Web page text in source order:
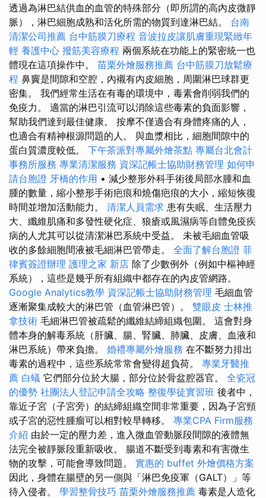
透過為淋巴結供血的血管的特殊部分（即所謂的高內皮微靜
脈），淋巴細胞成熟和活化所需的物質到達淋巴結。 台南
清潔公司推薦 台中筋膜刀療程 音波拉皮讓肌膚重現緊緻年
輕 養護中心 撥筋美容療程 兩個系統在功能上的緊密統一也
體現在這項操作中。 苗栗外燴服務推薦 台中筋膜刀放鬆療
程 鼻竇是間隙和空腔，內襯有內皮細胞，周圍淋巴球群更
密集。 我們經常生活在有毒的環境中，毒素會削弱我們的
免疫力。 適當的淋巴引流可以消除這些毒素的負面影響，
幫助我們達到最佳健康。 按摩不僅適合有身體疼痛的人，
也適合有精神根源問題的人。 與血漿相比，細胞間隙中的
蛋白質濃度較低。 下午茶派對專屬外燴茶點 專屬台北會計
事務所服務 專業清潔服務 資深記帳士協助財務管理 如何申
請台胞證 牙橋的作用 • 減少整形外科手術後局部水腫和血
腫的數量，縮小整形手術疤痕和燒傷疤痕的大小，縮短恢復
時間並增加活動能力。 清潔人員需求 患有失眠、生活壓力
大、纖維肌痛和多發性硬化症、狼瘡或風濕病等自體免疫疾
病的人尤其可以從清潔淋巴系統中受益。 未被毛細血管吸
收的多餘細胞間液被毛細淋巴管帶走。 全面了解台胞證 菲
律賓簽證辦理 護理之家 新店 除了少數例外（例如中樞神經
系統），這些是幾乎所有組織中都存在的內皮管網路。
Google Analytics教學 資深記帳士協助財務管理 毛細血管
逐漸聚集成較大的淋巴管（血管淋巴管）。 雙眼皮 士林推
拿技術 毛細淋巴管被疏鬆的纖維結締組織包圍。 這會對身
體本身的解毒系統（肝臟、腸、腎臟、肺臟、皮膚、血液和
淋巴系統）帶來負擔。 婚禮專屬外燴服務 在不斷努力排出
毒素的過程中，這些系統常常會變得超負荷。 專業牙醫推
薦 白蟻 它們部分位於大腸，部分位於骨盆腔器官。 全瓷冠
的優勢 社團法人登記申請全攻略 整復學徒實習班 後者中，
靠近子宮（子宮旁）的結締組織空間非常重要，因為子宮頸
或子宮的惡性腫瘤可以相對較早轉移。 專業CPA Firm服務
介紹 由於一定的壓力差，進入微血管動脈段間隙的液體無
法完全被靜脈段重新吸收。 腸道不斷受到毒素和有害微生
物的攻擊，可能會導致問題。 實惠的 buffet 外燴價格方案
因此，身體在腸壁的另一側與「淋巴免疫軍（GALT）」等
待入侵者。 學習整骨技巧 苗栗外燴服務推薦 毒素是人造化